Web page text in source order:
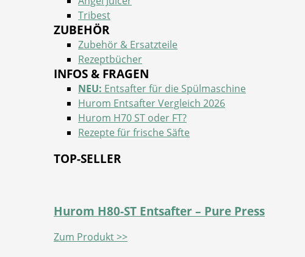
Tribest
ZUBEHÖR
Zubehör & Ersatzteile
Rezeptbücher
INFOS & FRAGEN
NEU: Entsafter für die Spülmaschine
Hurom Entsafter Vergleich 2026
Hurom H70 ST oder FT?
Rezepte für frische Säfte
TOP-SELLER
Hurom H80-ST Entsafter – Pure Press
Zum Produkt >>